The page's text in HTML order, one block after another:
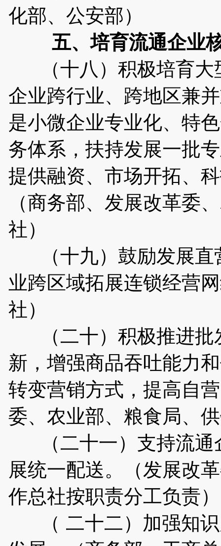
化部、公安部）
五、培育流通企业
（十八）积极培育大
企业跨行业、跨地区兼
是小微企业专业化、特
务体系，扶持发展一批
提供融资、市场开拓、
（商务部、发展改革委
社）
（十九）鼓励发展直
业跨区域拓展连锁经营
社）
（二十）积极推进批
新，增强商品吞吐能力
转变营销方式，提高自
委、农业部、粮食局、
（二十一）支持流通
展统一配送。（发展改
作总社按职责分工负责）
（ 二十二）加强知识